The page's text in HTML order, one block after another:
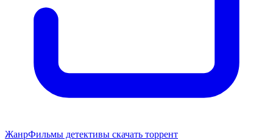
ЖанрФильмы детективы скачать торрент